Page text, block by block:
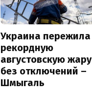
Украина пережила
рекордную
августовскую жару
без отключений –
Шмыгаль